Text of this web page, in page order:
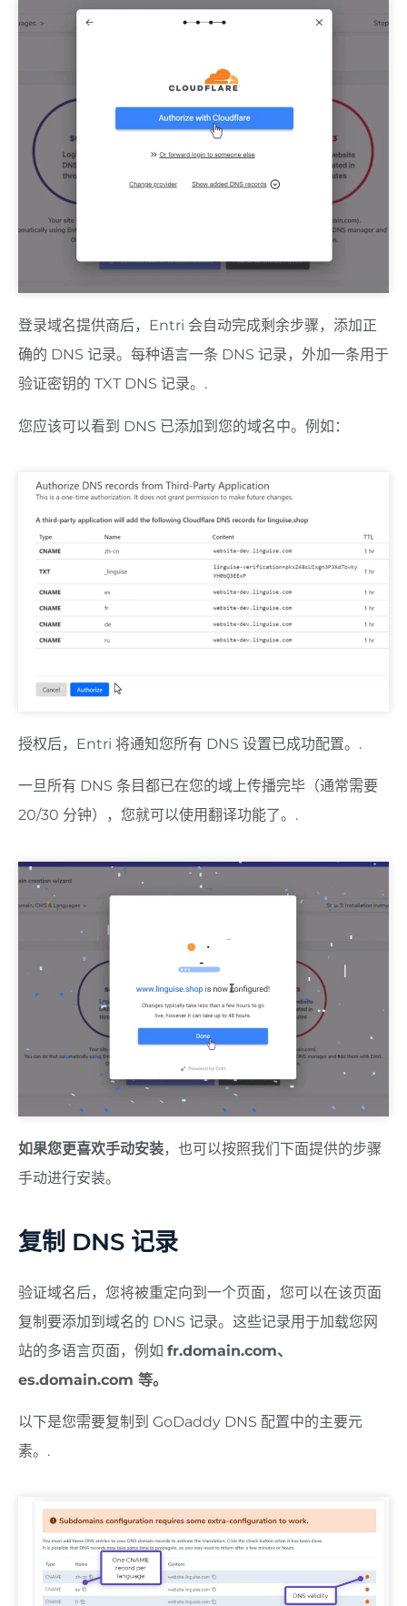
登录域名提供商后，Entri 会自动完成剩余步骤，添加正
确的 DNS 记录。每种语言一条 DNS 记录，外加一条用于
验证密钥的 TXT DNS 记录。.
您应该可以看到 DNS 已添加到您的域名中。例如：
授权后，Entri 将通知您所有 DNS 设置已成功配置。.
一旦所有 DNS 条目都已在您的域上传播完毕（通常需要
20/30 分钟），您就可以使用翻译功能了。.
如果您更喜欢手动安装，也可以按照我们下面提供的步骤
手动进行安装。
复制 DNS 记录
验证域名后，您将被重定向到一个页面，您可以在该页面
复制要添加到域名的 DNS 记录。这些记录用于加载您网
站的多语言页面，例如 fr.domain.com、
es.domain.com 等。
以下是您需要复制到 GoDaddy DNS 配置中的主要元
素。.